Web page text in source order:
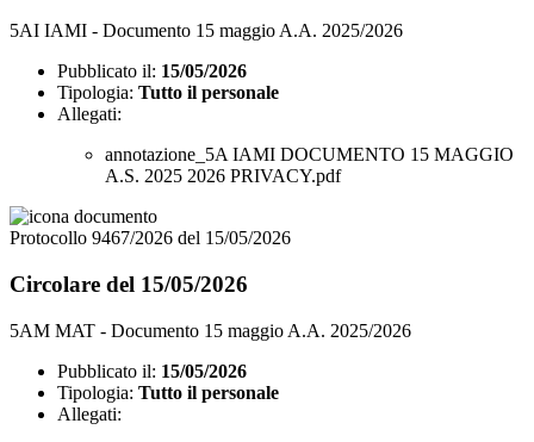
5AI IAMI - Documento 15 maggio A.A. 2025/2026
Pubblicato il: 15/05/2026
Tipologia: Tutto il personale
Allegati:
annotazione_5A IAMI DOCUMENTO 15 MAGGIO
A.S. 2025 2026 PRIVACY.pdf
Protocollo 9467/2026 del 15/05/2026
Circolare del 15/05/2026
5AM MAT - Documento 15 maggio A.A. 2025/2026
Pubblicato il: 15/05/2026
Tipologia: Tutto il personale
Allegati: